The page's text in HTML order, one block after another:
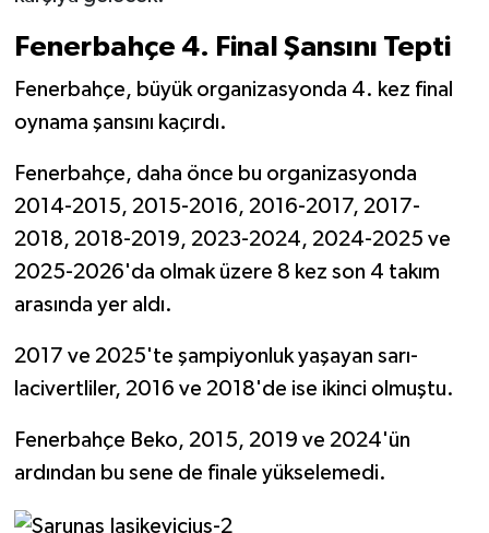
Fenerbahçe 4. Final Şansını Tepti
Fenerbahçe, büyük organizasyonda 4. kez final
oynama şansını kaçırdı.
Fenerbahçe, daha önce bu organizasyonda
2014-2015, 2015-2016, 2016-2017, 2017-
2018, 2018-2019, 2023-2024, 2024-2025 ve
2025-2026'da olmak üzere 8 kez son 4 takım
arasında yer aldı.
2017 ve 2025'te şampiyonluk yaşayan sarı-
lacivertliler, 2016 ve 2018'de ise ikinci olmuştu.
Fenerbahçe Beko, 2015, 2019 ve 2024'ün
ardından bu sene de finale yükselemedi.
At Yarışı
Bisiklet
Boks
Güreş
Halter
Su Sporları
Diğer Spor Dalları